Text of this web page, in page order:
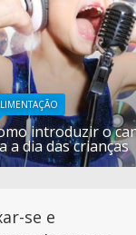
introduzir o
a dia das crianças
se e